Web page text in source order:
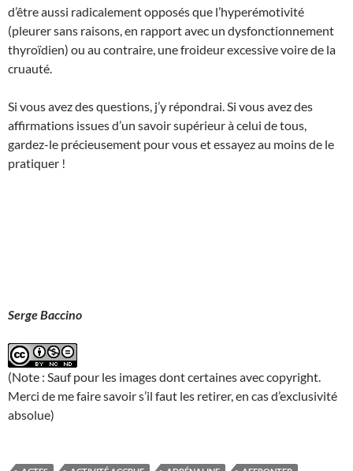
d’être aussi radicalement opposés que l’hyperémotivité
(pleurer sans raisons, en rapport avec un dysfonctionnement
thyroïdien) ou au contraire, une froideur excessive voire de la
cruauté.
Si vous avez des questions, j’y répondrai. Si vous avez des
affirmations issues d’un savoir supérieur à celui de tous,
gardez-le précieusement pour vous et essayez au moins de le
pratiquer !
Serge Baccino
(Note : Sauf pour les images dont certaines avec copyright.
Merci de me faire savoir s’il faut les retirer, en cas d’exclusivité
absolue)